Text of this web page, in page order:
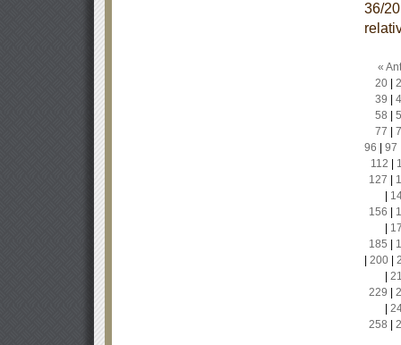
36/
«
20|
39
58
77
96
97
112
127
156
185
200|
229
258